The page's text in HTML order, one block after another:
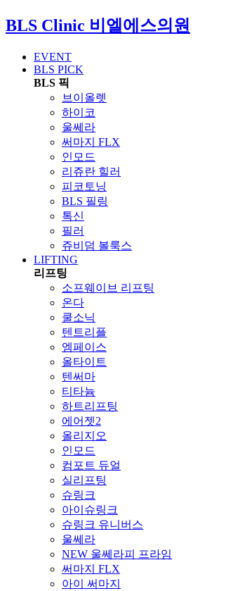
BLS Clinic 비엘에스의원
EVENT
BLS PICK
BLS 픽
브이올렛
하이코
울쎄라
써마지 FLX
인모드
리쥬란 힐러
피코토닝
BLS 필링
톡신
필러
쥬비덤 볼룩스
LIFTING
리프팅
소프웨이브 리프팅
온다
쿨소닉
텐트리플
엠페이스
올타이트
텐써마
티타늄
하트리프팅
에어젯2
올리지오
인모드
컴포트 듀얼
실리프팅
슈링크
아이슈링크
슈링크 유니버스
울쎄라
NEW 울쎄라피 프라임
써마지 FLX
아이 써마지